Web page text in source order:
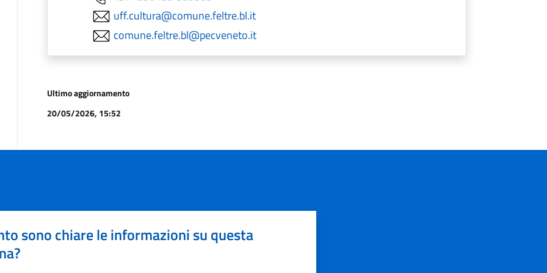
uff.cultura@comune.feltre.bl.it
comune.feltre.bl@pecveneto.it
Ultimo aggiornamento
20/05/2026, 15:52
sono chiare le informazioni su questa